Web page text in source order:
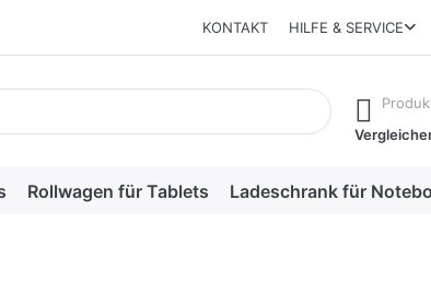
KONTAKT HILFE & SERVICE
Sie tippen, erscheinen automatisch erste
Rollwagen für Tablets Ladeschrank für